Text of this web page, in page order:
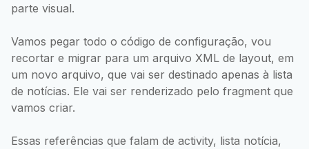
parte visual.
Vamos pegar todo o código de configuração, vou
recortar e migrar para um arquivo XML de layout, em
um novo arquivo, que vai ser destinado apenas à lista
de notícias. Ele vai ser renderizado pelo fragment que
vamos criar.
Essas referências que falam de activity, lista notícia,